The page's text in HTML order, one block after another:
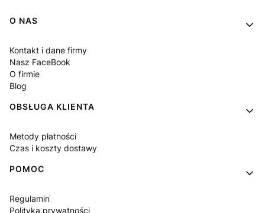
Linki w stopce
O NAS
Kontakt i dane firmy
Nasz FaceBook
O firmie
Blog
OBSŁUGA KLIENTA
Metody płatności
Czas i koszty dostawy
POMOC
Regulamin
Polityka prywatności